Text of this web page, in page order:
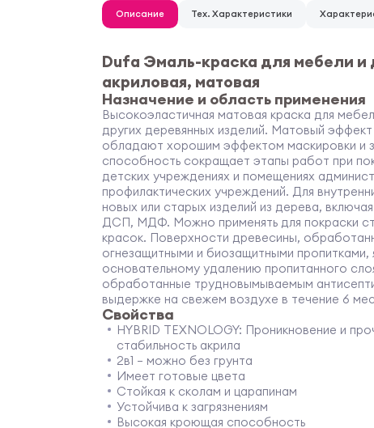
Описание Тех. Характеристики
Dufa Эмаль-краска для мебели
акриловая, матовая
Назначение и область применения
Высокоэластичная матовая краска для
других деревянных изделий. Матовый
обладают хорошим эффектом маскировки и
способность сокращает этапы работ при
детских учреждениях и помещениях
профилактических учреждений. Для
новых или старых изделий из дерева,
ДСП, МДФ. Можно применять для покраски
красок. Поверхности древесины,
огнезащитными и биозащитными
основательному удалению пропитанного
обработанные трудновымываемым
выдержке на свежем воздухе в течение 6
Свойства
HYBRID TEXNOLOGY: Проникновение и
стабильность акрила
2в1 – можно без грунта
Имеет готовые цвета
Стойкая к сколам и царапинам
Устойчива к загрязнениям
Высокая кроющая способность